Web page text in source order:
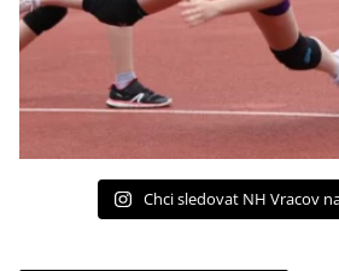
Chci sledovat NH Vracov